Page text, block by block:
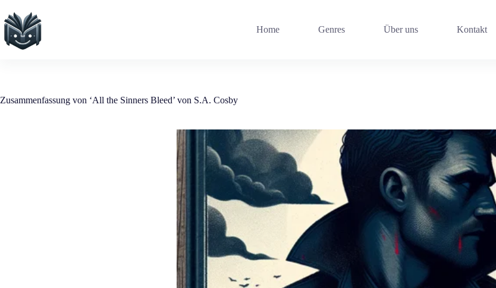
Inhalt
springen
Home Genres Über uns Kontakt
Zusammenfassung von ‘All the Sinners Bleed’ von S.A. Cosby